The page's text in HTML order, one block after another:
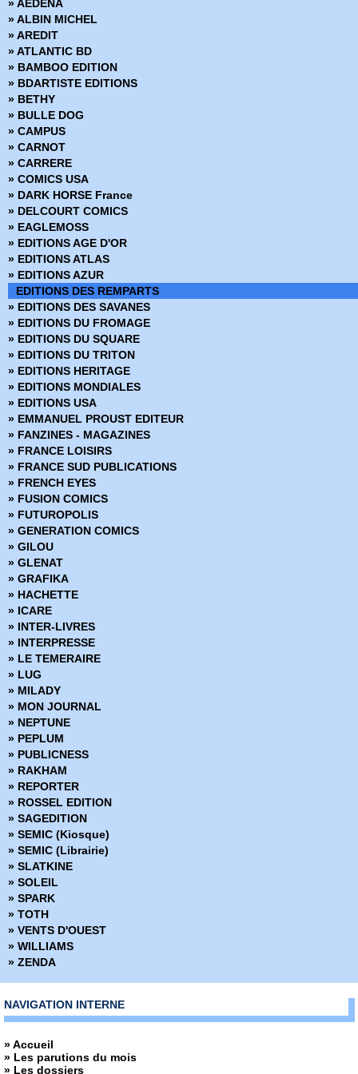
› La plage d'or de Keela-Wee
› Gangsters à Keela Wee
› Un message écrit sur la chair
› Pour l'honneur de la patrouille
› Pirates sur la jungle
› Aux mains du Zodiaque
› L'As de pique
› Le commandant mystérieux
› Les chevaux de la mort
› Safari à Eden
› La princesse d'or
› L'impossible mission
› Les soeurs Marshall
› Défi à l'Ombre qui Marche
› Le court règne de Big Red
› Le petit dieu des Nadongo
› Hold-up en plein ciel
» AEDENA
» ALBIN MICHEL
» AREDIT
» ATLANTIC BD
» BAMBOO EDITION
» BDARTISTE EDITIONS
» BETHY
» BULLE DOG
» CAMPUS
» CARNOT
» CARRERE
» COMICS USA
» DARK HORSE France
» DELCOURT COMICS
» EAGLEMOSS
» EDITIONS AGE D'OR
» EDITIONS ATLAS
» EDITIONS AZUR
EDITIONS DES REMPARTS
» EDITIONS DES SAVANES
» EDITIONS DU FROMAGE
» EDITIONS DU SQUARE
» EDITIONS DU TRITON
» EDITIONS HERITAGE
» EDITIONS MONDIALES
» EDITIONS USA
» EMMANUEL PROUST EDITEUR
» FANZINES - MAGAZINES
» FRANCE LOISIRS
» FRANCE SUD PUBLICATIONS
» FRENCH EYES
» FUSION COMICS
» FUTUROPOLIS
» GENERATION COMICS
» GILOU
» GLENAT
» GRAFIKA
» HACHETTE
» ICARE
» INTER-LIVRES
» INTERPRESSE
» LE TEMERAIRE
» LUG
» MILADY
» MON JOURNAL
» NEPTUNE
» PEPLUM
» PUBLICNESS
» RAKHAM
» REPORTER
» ROSSEL EDITION
» SAGEDITION
» SEMIC (Kiosque)
» SEMIC (Librairie)
» SLATKINE
» SOLEIL
» SPARK
» TOTH
» VENTS D'OUEST
» WILLIAMS
» ZENDA
NAVIGATION INTERNE
» Accueil
» Les parutions du mois
» Les dossiers